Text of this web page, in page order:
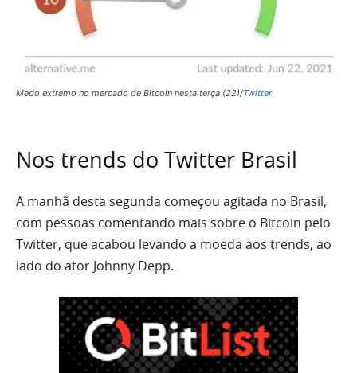
Medo extremo no mercado de Bitcoin nesta terça (22)/Twitter
Nos trends do Twitter Brasil
A manhã desta segunda começou agitada no Brasil,
com pessoas comentando mais sobre o Bitcoin pelo
Twitter, que acabou levando a moeda aos trends, ao
lado do ator Johnny Depp.